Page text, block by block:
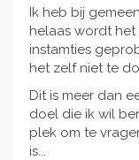
Ik heb bij
helaas wordt het
instamties
het zelf niet te
Dit is meer dan
doel die ik wil
plek om te
is...